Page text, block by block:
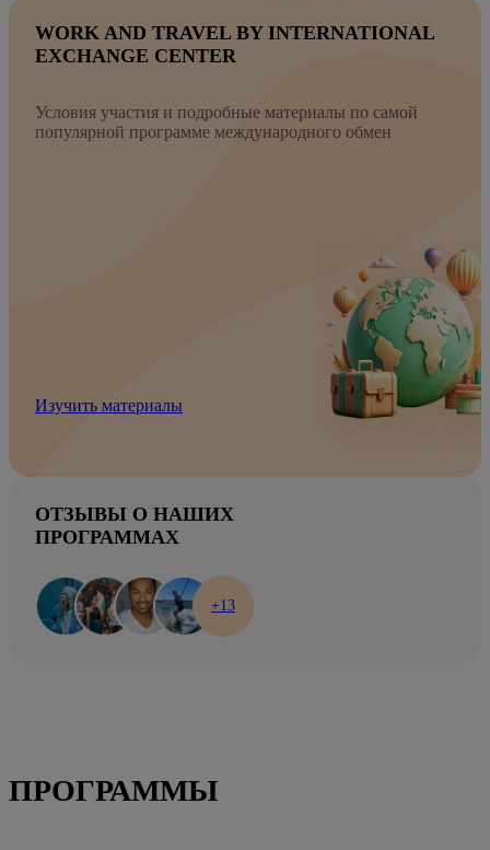
WORK AND TRAVEL BY INTERNATIONAL
EXCHANGE CENTER
Условия участия и подробные материалы по самой
популярной программе международного обмен
Изучить материалы
ОТЗЫВЫ О НАШИХ
ПРОГРАММАХ
+13
ПРОГРАММЫ